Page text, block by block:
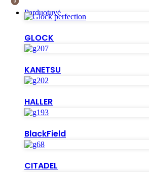
Parduotuvė
GLOCK
KANETSU
HALLER
BlackField
CITADEL
00